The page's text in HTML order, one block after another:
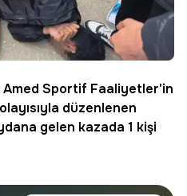
Amed Sportif Faaliyetler'in
düzenlenen
gelen kazada 1 kişi